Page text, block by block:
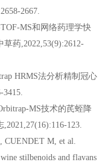
2667.
MS和网络药理学快
药,2022,53(9):2612-
HRMS法分析精制冠心
3415.
MS技术的芪蛭降
123.
CUENDET M, et al.
stilbenoids and flavans